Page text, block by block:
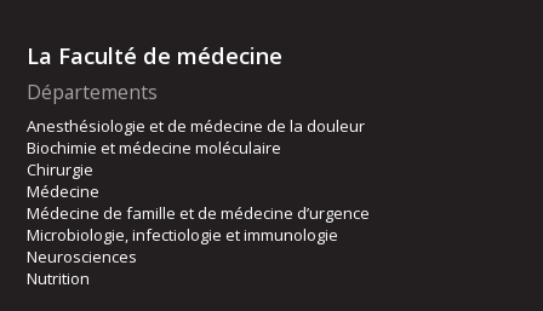
La Faculté de médecine
Départements
Anesthésiologie et de médecine de la douleur
Biochimie et médecine moléculaire
Chirurgie
Médecine
Médecine de famille et de médecine d’urgence
Microbiologie, infectiologie et immunologie
Neurosciences
Nutrition